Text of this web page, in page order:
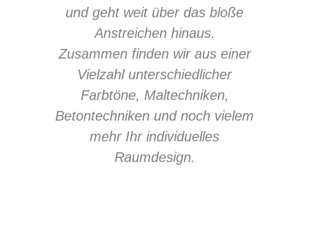
und geht weit über das bloße
Anstreichen hinaus.
Zusammen finden wir aus einer
Vielzahl unterschiedlicher
Farbtöne, Maltechniken,
Betontechniken und noch vielem
mehr Ihr individuelles
Raumdesign.